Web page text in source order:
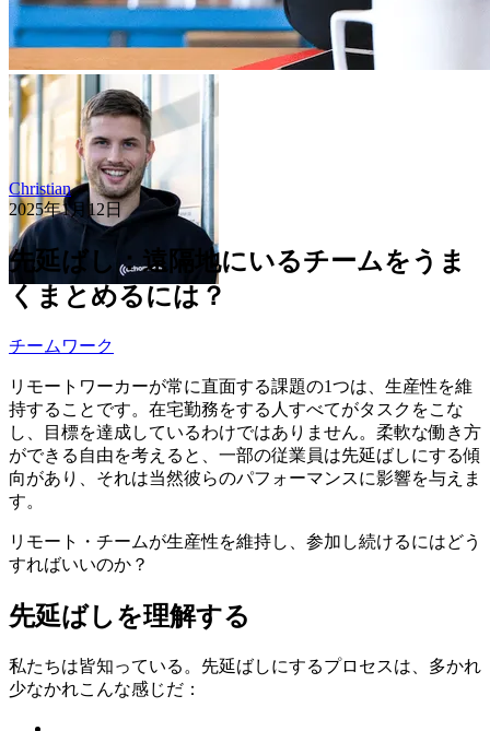
Christian
2025年1月12日
先延ばし：遠隔地にいるチームをうま
くまとめるには？
チームワーク
リモートワーカーが常に直面する課題の1つは、生産性を維
持することです。在宅勤務をする人すべてがタスクをこな
し、目標を達成しているわけではありません。柔軟な働き方
ができる自由を考えると、一部の従業員は先延ばしにする傾
向があり、それは当然彼らのパフォーマンスに影響を与えま
す。
リモート・チームが生産性を維持し、参加し続けるにはどう
すればいいのか？
先延ばしを理解する
私たちは皆知っている。先延ばしにするプロセスは、多かれ
少なかれこんな感じだ：